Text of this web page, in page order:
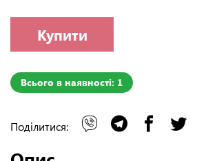
Купити
Всього в наявності: 1
Поділитися: